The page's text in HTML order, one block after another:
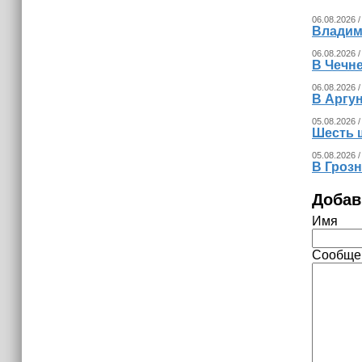
06.08.2026
06.08.2026
В
06.08.2026 /
В
05.08.2026 /
Шесть
05.08.2026
В
Имя